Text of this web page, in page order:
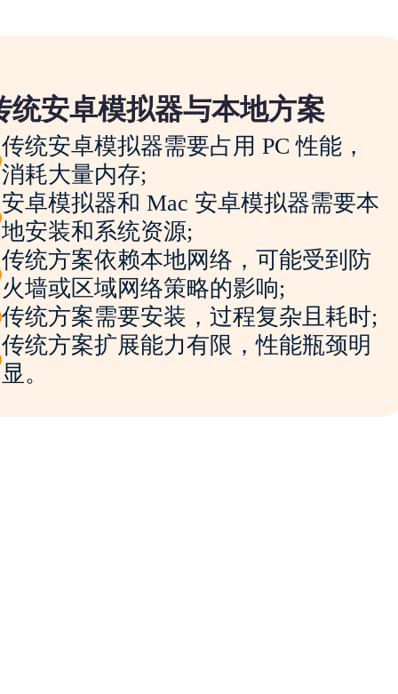
统安卓模拟器与本地方案
传统安卓模拟器需要占用 PC 性能，
消耗大量内存;
安卓模拟器和 Mac 安卓模拟器需要本
地安装和系统资源;
传统方案依赖本地网络，可能受到防
火墙或区域网络策略的影响;
传统方案需要安装，过程复杂且耗时;
传统方案扩展能力有限，性能瓶颈明
显。